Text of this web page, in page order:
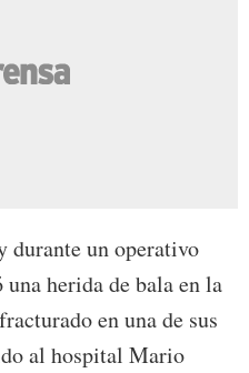
durante un operativo
herida de bala en la
en una de sus
al hospital Mario